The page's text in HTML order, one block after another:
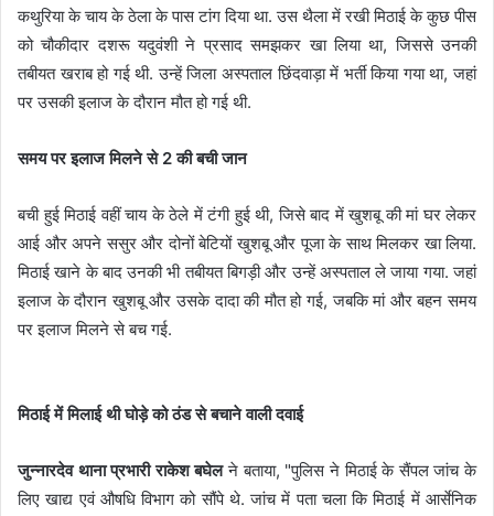
कथुरिया के चाय के ठेला के पास टांग दिया था. उस थैला में रखी मिठाई के कुछ पीस
को चौकीदार दशरू यदुवंशी ने प्रसाद समझकर खा लिया था, जिससे उनकी
तबीयत खराब हो गई थी. उन्हें जिला अस्पताल छिंदवाड़ा में भर्ती किया गया था, जहां
पर उसकी इलाज के दौरान मौत हो गई थी.
समय पर इलाज मिलने से 2 की बची जान
बची हुई मिठाई वहीं चाय के ठेले में टंगी हुई थी, जिसे बाद में खुशबू की मां घर लेकर
आई और अपने ससुर और दोनों बेटियों खुशबू और पूजा के साथ मिलकर खा लिया.
मिठाई खाने के बाद उनकी भी तबीयत बिगड़ी और उन्हें अस्पताल ले जाया गया. जहां
इलाज के दौरान खुशबू और उसके दादा की मौत हो गई, जबकि मां और बहन समय
पर इलाज मिलने से बच गई.
मिठाई में मिलाई थी घोड़े को ठंड से बचाने वाली दवाई
जुन्नारदेव थाना प्रभारी राकेश बघेलने बताया, "पुलिस ने मिठाई के सैंपल जांच के
लिए खाद्य एवं औषधि विभाग को सौंपे थे. जांच में पता चला कि मिठाई में आर्सेनिक